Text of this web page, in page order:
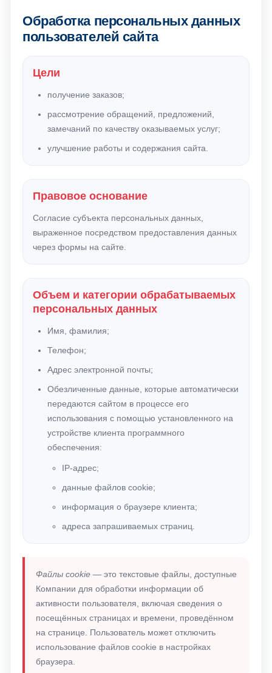
Обработка персональных данных
пользователей сайта
Цели
получение заказов;
рассмотрение обращений, предложений,
замечаний по качеству оказываемых услуг;
улучшение работы и содержания сайта.
Правовое основание
Согласие субъекта персональных данных,
выраженное посредством предоставления данных
через формы на сайте.
Объем и категории обрабатываемых
персональных данных
Имя, фамилия;
Телефон;
Адрес электронной почты;
Обезличенные данные, которые автоматически
передаются сайтом в процессе его
использования с помощью установленного на
устройстве клиента программного
обеспечения:
IP-адрес;
данные файлов cookie;
информация о браузере клиента;
адреса запрашиваемых страниц.
Файлы cookie — это текстовые файлы, доступные
Компании для обработки информации об
активности пользователя, включая сведения о
посещённых страницах и времени, проведённом
на странице. Пользователь может отключить
использование файлов cookie в настройках
браузера.